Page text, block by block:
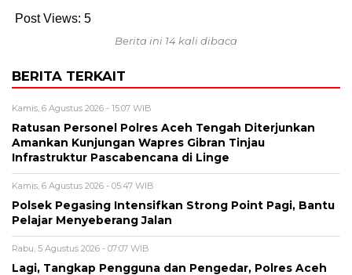
Post Views: 5
Berita ini 14 kali dibaca
BERITA TERKAIT
Kamis, 6 Agustus 2026 - 15:07 WIB
Ratusan Personel Polres Aceh Tengah Diterjunkan
Amankan Kunjungan Wapres Gibran Tinjau
Infrastruktur Pascabencana di Linge
Kamis, 6 Agustus 2026 - 05:47 WIB
Polsek Pegasing Intensifkan Strong Point Pagi, Bantu
Pelajar Menyeberang Jalan
Rabu, 5 Agustus 2026 - 07:07 WIB
Lagi, Tangkap Pengguna dan Pengedar, Polres Aceh